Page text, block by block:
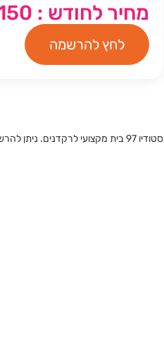
מחיר לחודש : ₪150
לחץ להרשמה
סטודיו 97 בית מקצועי לרקדנים. ניתן להרשם רק לאחר שיבוץ דרך נינאל